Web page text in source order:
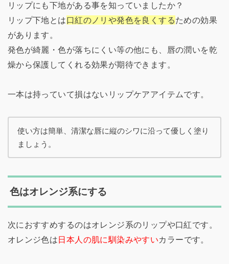
リップにも下地がある事を知っていましたか？
リップ下地とは口紅のノリや発色を良くするための効果
があります。
発色が綺麗・色が落ちにくい等の他にも、唇の潤いを乾
燥から保護してくれる効果が期待できます。
一本は持っていて損はないリップケアアイテムです。
使い方は簡単、清潔な唇に縦のシワに沿って優しく塗り
ましょう。
色はオレンジ系にする
次におすすめするのはオレンジ系のリップや口紅です。
オレンジ色は日本人の肌に馴染みやすいカラーです。